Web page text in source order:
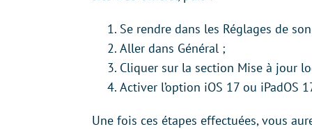
Se rendre dans les Réglages de
Aller dans Général ;
Cliquer sur la section Mise à jour
Activer l’option iOS 17 ou iPadOS
Une fois ces étapes effectuées, vous